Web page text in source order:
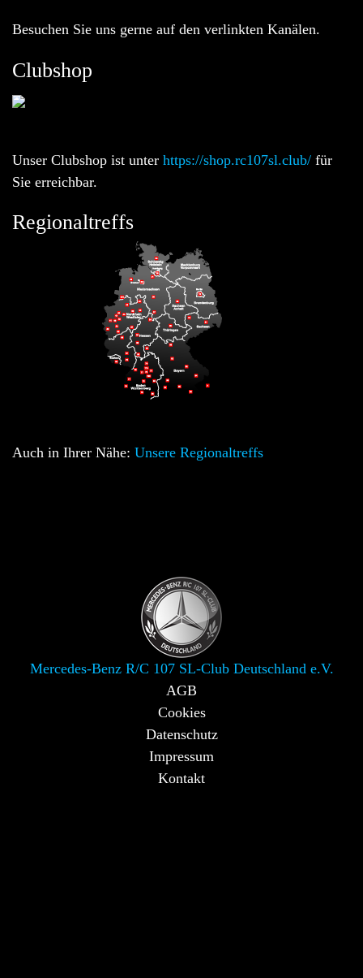
Besuchen Sie uns gerne auf den verlinkten Kanälen.
Clubshop
Unser Clubshop ist unter https://shop.rc107sl.club/ für
Sie erreichbar.
Regionaltreffs
Auch in Ihrer Nähe: Unsere Regionaltreffs
Mercedes-Benz R/C 107 SL-Club Deutschland e.V.
AGB
Cookies
Datenschutz
Impressum
Kontakt